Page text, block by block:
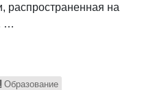
распространенная на
…
Образование